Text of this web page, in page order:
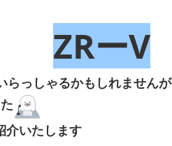
ZRーV
らっしゃるかもしれませんが
介いたします